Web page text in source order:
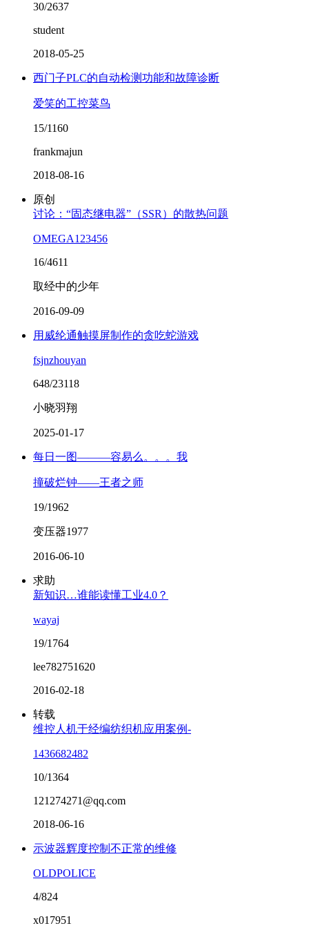
30/2637
student
2018-05-25
西门子PLC的自动检测功能和故障诊断
爱笑的工控菜鸟
15/1160
frankmajun
2018-08-16
原创
讨论：“固态继电器”（SSR）的散热问题
OMEGA123456
16/4611
取经中的少年
2016-09-09
用威纶通触摸屏制作的贪吃蛇游戏
fsjnzhouyan
648/23118
小晓羽翔
2025-01-17
每日一图———容易么。。。我
撞破烂钟——王者之师
19/1962
变压器1977
2016-06-10
求助
新知识…谁能读懂工业4.0？
wayaj
19/1764
lee782751620
2016-02-18
转载
维控人机于经编纺织机应用案例-
1436682482
10/1364
121274271@qq.com
2018-06-16
示波器辉度控制不正常的维修
OLDPOLICE
4/824
x017951